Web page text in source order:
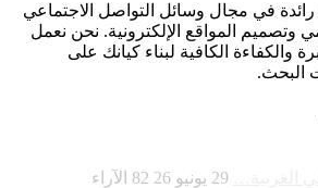
في مجال وسائل التواصل الاجتماعي
وتصميم المواقع الإلكترونية. نحن نعمل
لدينا الخبرة والكفاءة الكافية لبناء كيانك على
البحث.
29 يونيو 26 82 الآراء